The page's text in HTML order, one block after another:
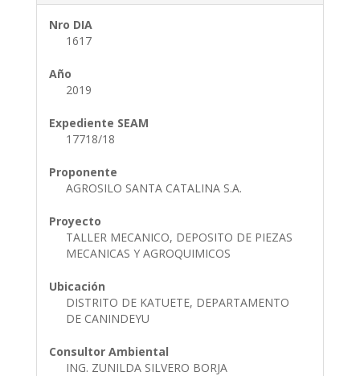
Nro DIA
1617
Año
2019
Expediente SEAM
17718/18
Proponente
AGROSILO SANTA CATALINA S.A.
Proyecto
TALLER MECANICO, DEPOSITO DE PIEZAS
MECANICAS Y AGROQUIMICOS
Ubicación
DISTRITO DE KATUETE, DEPARTAMENTO
DE CANINDEYU
Consultor Ambiental
ING. ZUNILDA SILVERO BORJA